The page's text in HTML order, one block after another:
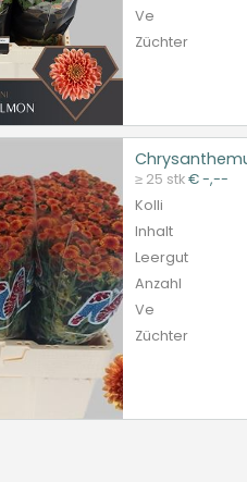
Ve
Züchter
≥ 25 stk€ -,--
Kolli
Inhalt
Leergut
Anzahl
Ve
Züchter
(indicum Grp) Traube
zijn om te kunnen kopen.